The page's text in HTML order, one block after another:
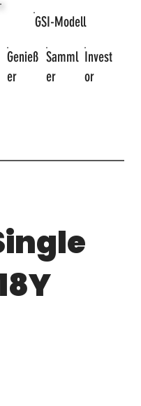
Invest
or
Samml
er
Genieß
er
GSI-Modell